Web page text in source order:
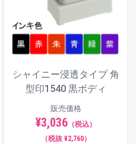
シャイニー浸透タイプ 角
型印1540 黒ボディ
販売価格
¥3,036（税込）
（税抜 ¥2,760）